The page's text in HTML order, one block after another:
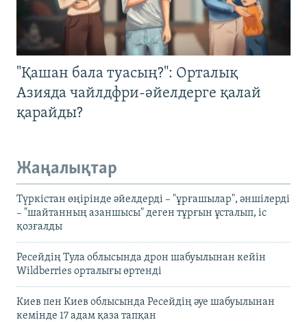
"Қашан бала туасың?": Орталық
Азияда чайлдфри-әйелдерге қалай
қарайды?
Жаңалықтар
Түркістан өңірінде әйелдерді – "ұрғашылар", әншілерді
– "шайтанның азаншысы" деген тұрғын ұсталып, іс
қозғалды
Ресейдің Тула облысында дрон шабуылынан кейін
Wildberries орталығы өртенді
Киев пен Киев облысында Ресейдің әуе шабуылынан
кемінде 17 адам қаза тапқан